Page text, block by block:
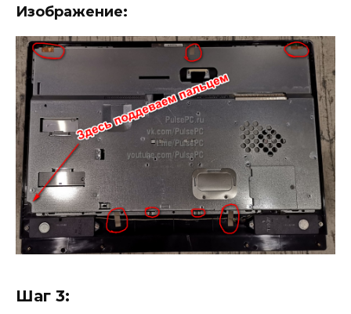
Изображение:
Шаг 3: